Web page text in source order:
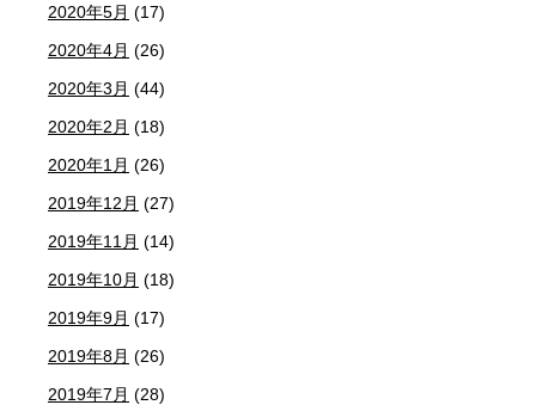
2020年5月 (17)
2020年4月 (26)
2020年3月 (44)
2020年2月 (18)
2020年1月 (26)
2019年12月 (27)
2019年11月 (14)
2019年10月 (18)
2019年9月 (17)
2019年8月 (26)
2019年7月 (28)